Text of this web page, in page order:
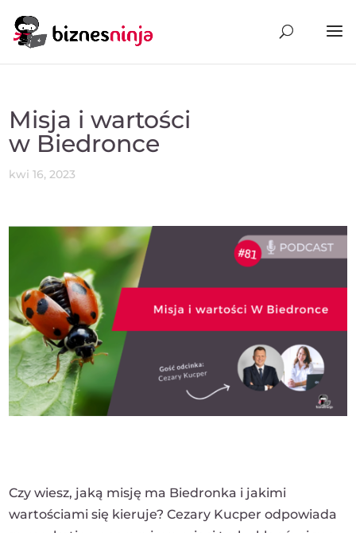
Misja i wartości
w Biedronce
kwi 16, 2023
Czy wiesz, jaką misję ma Biedronka i jakimi
wartościami się kieruje? Cezary Kucper odpowiada